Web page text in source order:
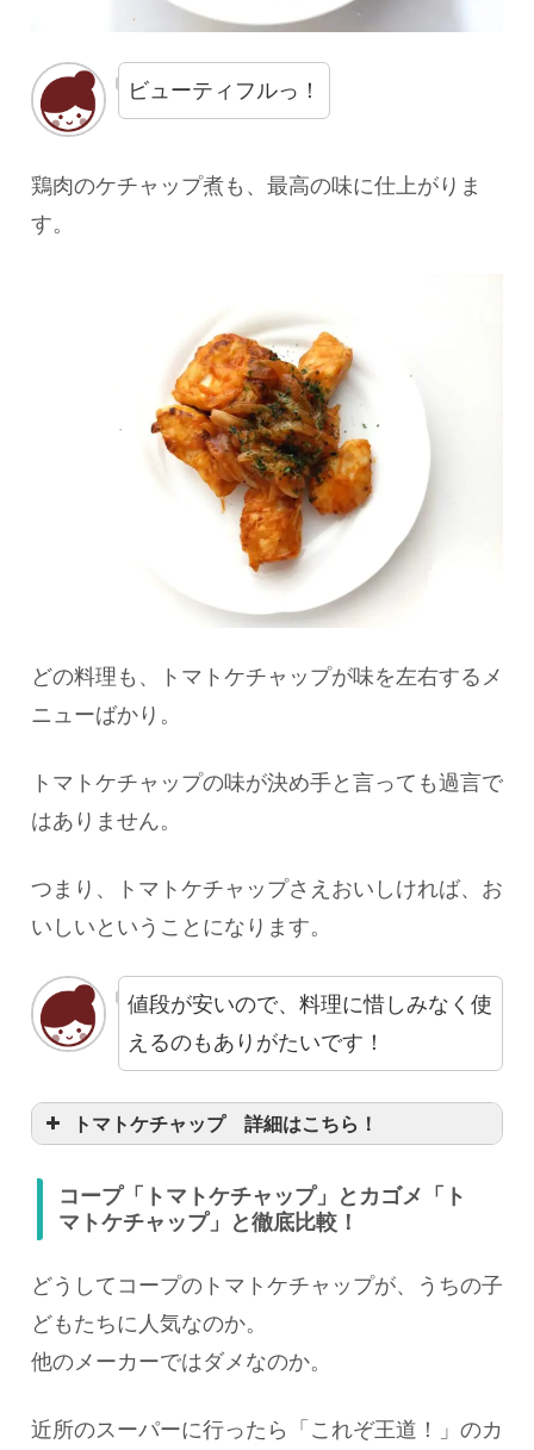
ビューティフルっ！
鶏肉のケチャップ煮も、最高の味に仕上がりま
す。
どの料理も、トマトケチャップが味を左右するメ
ニューばかり。
トマトケチャップの味が決め手と言っても過言で
はありません。
つまり、トマトケチャップさえおいしければ、お
いしいということになります。
値段が安いので、料理に惜しみなく使
えるのもありがたいです！
トマトケチャップ 詳細はこちら！
コープ「トマトケチャップ」とカゴメ「ト
マトケチャップ」と徹底比較！
どうしてコープのトマトケチャップが、うちの子
どもたちに人気なのか。
他のメーカーではダメなのか。
近所のスーパーに行ったら「これぞ王道！」のカ